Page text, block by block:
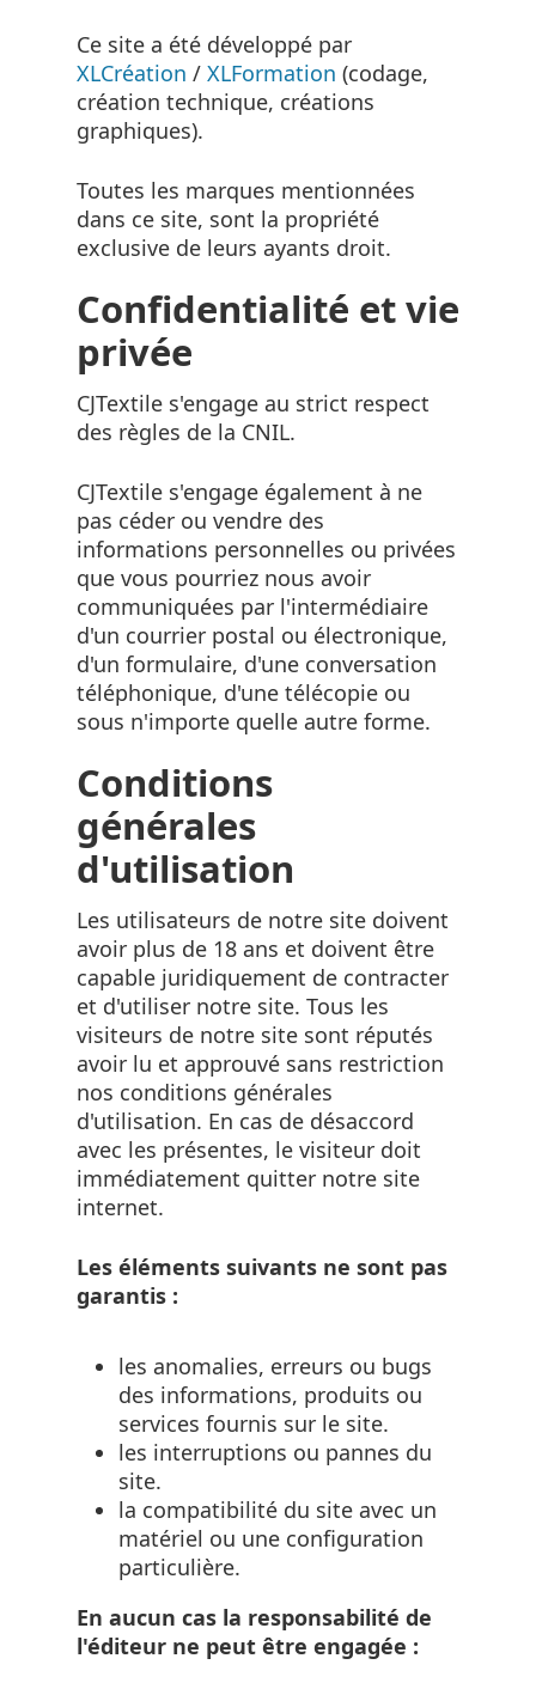
Ce site a été développé par
XLCréation / XLFormation (codage,
création technique, créations
graphiques).
Toutes les marques mentionnées
dans ce site, sont la propriété
exclusive de leurs ayants droit.
Confidentialité et vie
privée
CJTextile s'engage au strict respect
des règles de la CNIL.
CJTextile s'engage également à ne
pas céder ou vendre des
informations personnelles ou privées
que vous pourriez nous avoir
communiquées par l'intermédiaire
d'un courrier postal ou électronique,
d'un formulaire, d'une conversation
téléphonique, d'une télécopie ou
sous n'importe quelle autre forme.
Conditions
générales
d'utilisation
Les utilisateurs de notre site doivent
avoir plus de 18 ans et doivent être
capable juridiquement de contracter
et d'utiliser notre site. Tous les
visiteurs de notre site sont réputés
avoir lu et approuvé sans restriction
nos conditions générales
d'utilisation. En cas de désaccord
avec les présentes, le visiteur doit
immédiatement quitter notre site
internet.
Les éléments suivants ne sont pas
garantis :
les anomalies, erreurs ou bugs
des informations, produits ou
services fournis sur le site.
les interruptions ou pannes du
site.
la compatibilité du site avec un
matériel ou une configuration
particulière.
En aucun cas la responsabilité de
l'éditeur ne peut être engagée :